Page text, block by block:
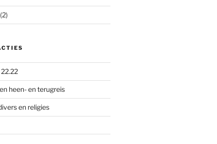
22.22
heen- en terugreis
en religies